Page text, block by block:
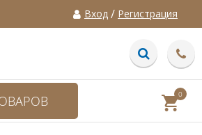
Вход / Регистрация
0